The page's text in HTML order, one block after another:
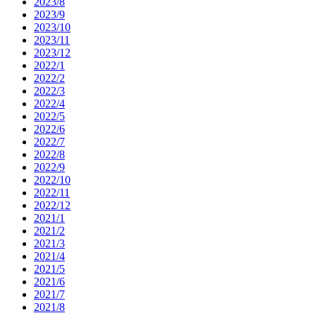
2023/9
2023/10
2023/11
2023/12
2022/1
2022/2
2022/3
2022/4
2022/5
2022/6
2022/7
2022/8
2022/9
2022/10
2022/11
2022/12
2021/1
2021/2
2021/3
2021/4
2021/5
2021/6
2021/7
2021/8